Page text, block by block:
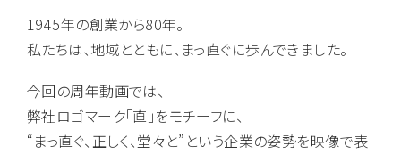
1945年の創業から80年。
私たちは、地域とともに、まっ直ぐに歩んできました。
今回の周年動画では、
弊社ロゴマーク「直」をモチーフに、
“まっ直ぐ、正しく、堂々と”という企業の姿勢を映像で表